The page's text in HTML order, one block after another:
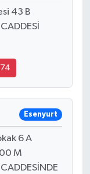
43 B
Esenyurt
6 A
M